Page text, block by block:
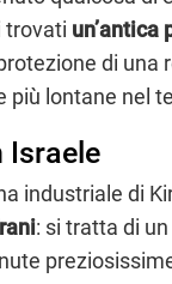
trovati un’antica
di una
più lontane nel
Israele
industriale di
: si tratta di